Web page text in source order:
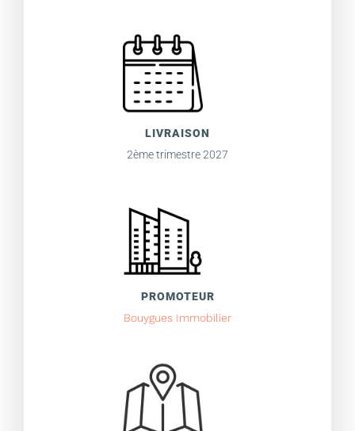
LIVRAISON
2ème trimestre 2027
PROMOTEUR
Bouygues Immobilier